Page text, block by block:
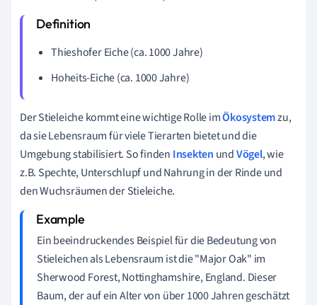
Thieshofer Eiche (ca. 1000 Jahre)
Hoheits-Eiche (ca. 1000 Jahre)
Der Stieleiche kommt eine wichtige Rolle imÖkosystemzu,
da sie Lebensraum für viele Tierarten bietet und die
Umgebung stabilisiert. So finden Insekten undVögel, wie
z.B. Spechte, Unterschlupf und Nahrung in der Rinde und
den Wuchsräumen der Stieleiche.
Ein beeindruckendes Beispiel für die Bedeutung von
Stieleichen als Lebensraum ist die "Major Oak" im
Sherwood Forest, Nottinghamshire, England. Dieser
Baum, der auf ein Alter von über 1000 Jahren geschätzt